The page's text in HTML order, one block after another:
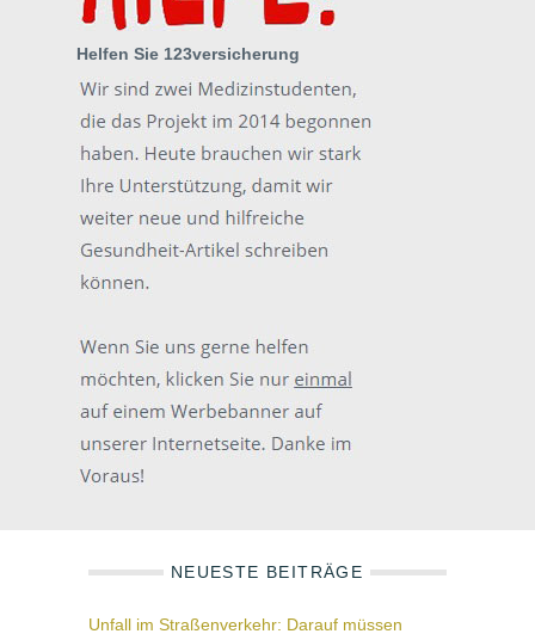
Helfen Sie 123versicherung
NEUESTE BEITRÄGE
Unfall im Straßenverkehr: Darauf müssen